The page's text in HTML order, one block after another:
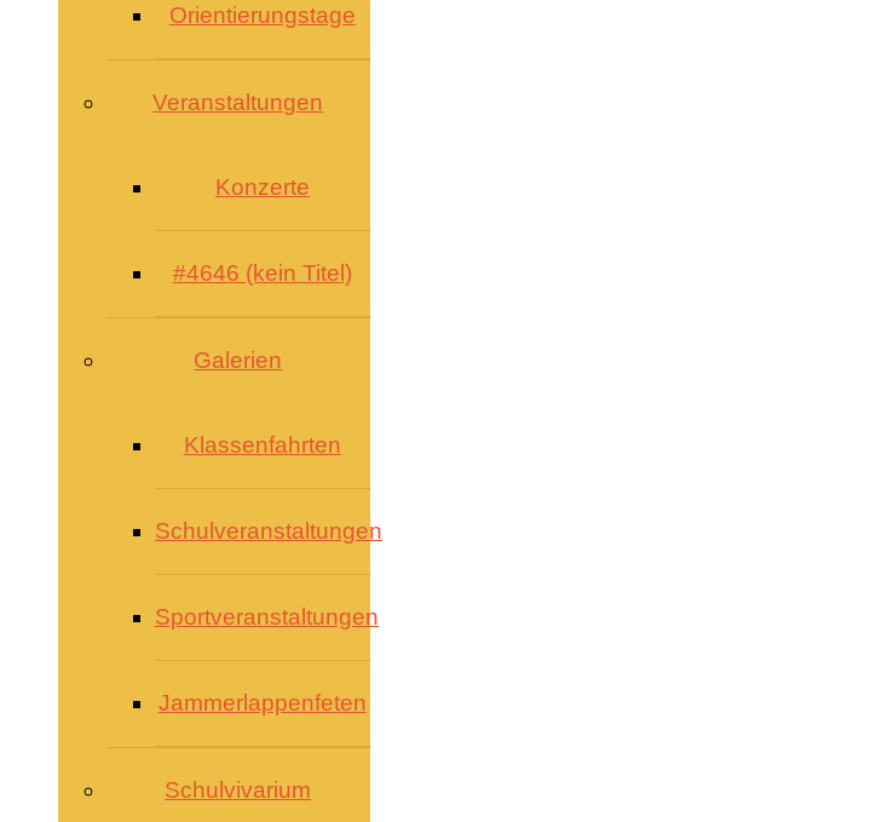
Orientierungstage
Veranstaltungen
Konzerte
#4646 (kein Titel)
Galerien
Klassenfahrten
Schulveranstaltungen
Sportveranstaltungen
Jammerlappenfeten
Schulvivarium